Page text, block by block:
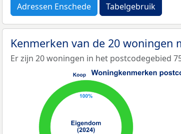
Adressen Enschede Tabelgebruik
Kenmerken van de 20 woningen
Er zijn 20 woningen in het postcodegebied